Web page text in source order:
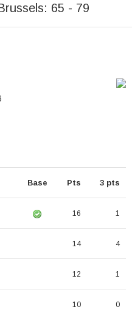
65 - 79
Base Pts 3 pts
16 1
14 4
12 1
10 0